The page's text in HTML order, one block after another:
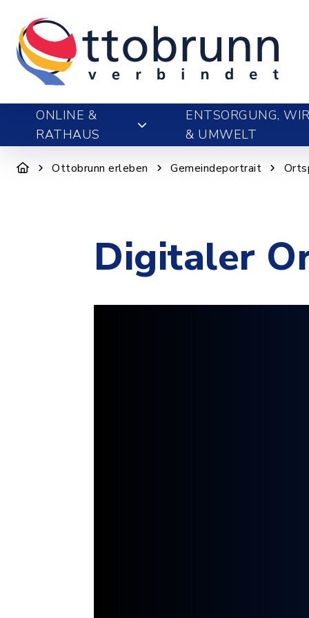
ONLINE &
RATHAUS
ENTSORGUNG,
& UMWELT
Ottobrunn erleben Gemeindeportrait
Digitaler